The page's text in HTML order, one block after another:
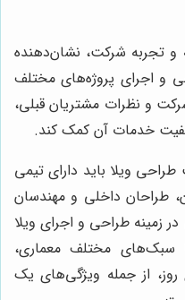
و تجربه شرکت، نشان‌دهنده
و اجرای پروژه‌های مختلف
و نظرات مشتریان قبلی،
خدمات آن کمک کند.
ویلا باید دارای تیمی
طراحان داخلی و مهندسان
زمینه طراحی و اجرای ویلا
سبک‌های مختلف معماری،
از جمله ویژگی‌های یک